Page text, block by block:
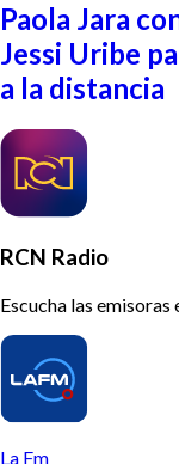
Paola Jara
Jessi Uribe
a la distancia
RCN Radio
Escucha las emisoras
La Fm